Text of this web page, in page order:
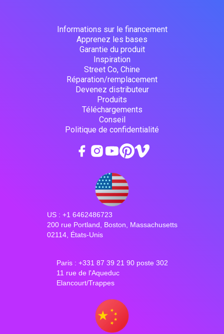
Informations sur le financement
Apprenez les bases
Garantie du produit
Inspiration
Street Co, Chine
Réparation/remplacement
Devenez distributeur
Produits
Téléchargements
Conseil
Politique de confidentialité
US : +1 6462486723
200 rue Portland, Boston, Massachusetts
02114, États-Unis
Paris : +331 87 39 21 90 poste 302
11 rue de l'Aqueduc
Elancourt/Trappes